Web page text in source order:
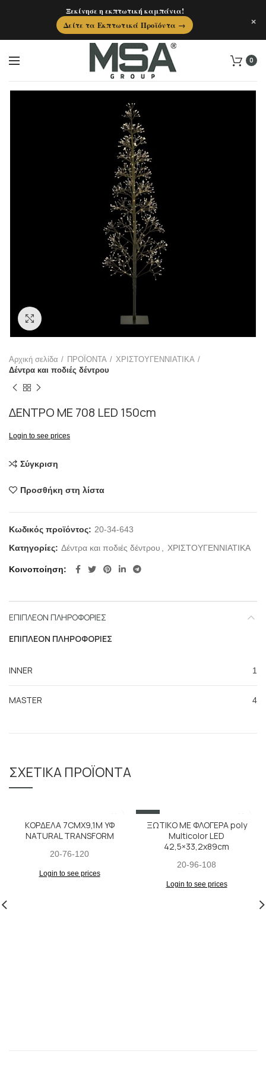
0
Αρχική σελίδα ΠΡΟΪΟΝΤΑ
ΧΡΙΣΤΟΥΓΕΝΝΙΑΤΙΚΑ
Δέντρα και ποδιές δέντρου
ΔΕΝΤΡΟ ΜΕ 708 LED 150cm
Login to see prices
Σύγκριση
Προσθήκη στη λίστα
Κωδικός προϊόντος: 20-34-643
Κατηγορίες: Δέντρα και ποδιές δέντρου ΧΡΙΣΤΟΥΓΕΝΝΙΑΤΙΚΑ
Κοινοποίηση
ΕΠΙΠΛΈΟΝ ΠΛΗΡΟΦΟΡΊΕΣ
ΕΠΙΠΛΈΟΝ ΠΛΗΡΟΦΟΡΊΕΣ
INNER 1
MASTER 4
ΣΧΕΤΙΚΆ ΠΡΟΪΌΝΤΑ
ΚΟΡΔΕΛΑ 7CMX9,1M ΥΦ
NATURAL TRANSFORM
20-76-120
Login to see prices
SALE
ΞΩΤΙΚΟ ΜΕ ΦΛΟΓΕΡΑ poly
Multicolor LED
42,5×33,2x89cm
20-96-108
Login to see prices
Ξεκίνησε η εκπτωτική καμπάνια!
Δείτε τα Εκπτωτικά Προϊόντα →
×